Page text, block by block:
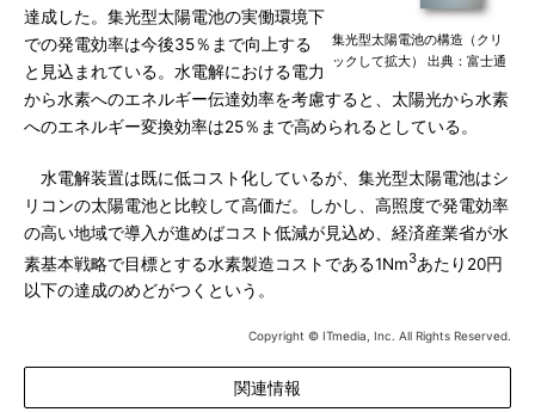
集光型太陽電池の構造（クリ
ックして拡大） 出典：富士通
達成した。集光型太陽電池の実働環境下
での発電効率は今後35％まで向上する
と見込まれている。水電解における電力
から水素へのエネルギー伝達効率を考慮すると、太陽光から水素
へのエネルギー変換効率は25％まで高められるとしている。
水電解装置は既に低コスト化しているが、集光型太陽電池はシ
リコンの太陽電池と比較して高価だ。しかし、高照度で発電効率
の高い地域で導入が進めばコスト低減が見込め、経済産業省が水
素基本戦略で目標とする水素製造コストである1Nm3あたり20円
以下の達成のめどがつくという。
Copyright © ITmedia, Inc. All Rights Reserved.
関連情報